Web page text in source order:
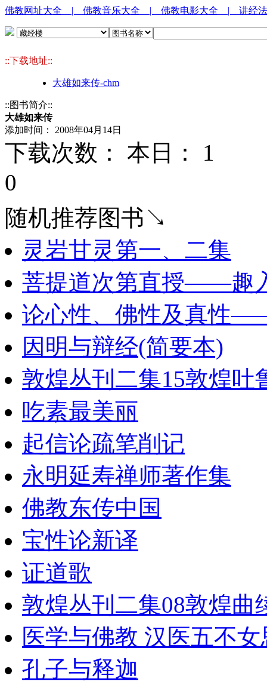
佛教网址大全 | 佛教音乐大全 | 佛教电影大全 | 讲经
::下载地址::
大雄如来传-chm
::图书简介::
大雄如来传
添加时间： 2008年04月14日
下载次数： 本日： 1
0
随机推荐图书↘
灵岩甘灵第一、二集
菩提道次第直授——趣
论心性、佛性及真性
因明与辩经(简要本)
敦煌丛刊二集15敦煌吐
吃素最美丽
起信论疏笔削记
永明延寿禅师著作集
佛教东传中国
宝性论新译
证道歌
敦煌丛刊二集08敦煌曲
医学与佛教 汉医五不
孔子与释迦